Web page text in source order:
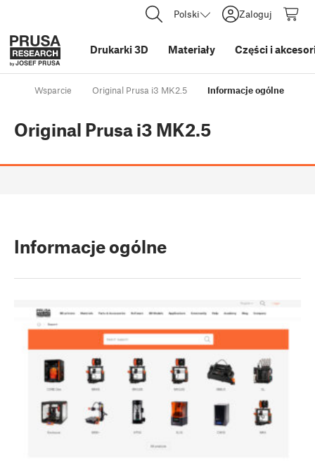
Polski Zaloguj
Drukarki 3D Materiały Części i
Wsparcie Original Prusa i3 MK2.5 Informacje ogólne
Original Prusa i3 MK2.5
Informacje ogólne